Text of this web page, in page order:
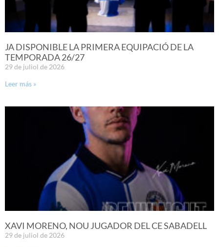
JA DISPONIBLE LA PRIMERA EQUIPACIÓ DE LA
TEMPORADA 26/27
29 de juliol de 2026
Leer más »
XAVI MORENO, NOU JUGADOR DEL CE SABADELL
29 de juliol de 2026